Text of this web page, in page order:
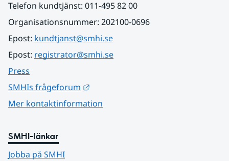
Telefon kundtjänst: 011-495 82 00
Organisationsnummer: 202100-0696
Epost: kundtjanst@smhi.se
Epost: registrator@smhi.se
Press
SMHIs frågeforum
Mer kontaktinformation
SMHI-länkar
Jobba på SMHI